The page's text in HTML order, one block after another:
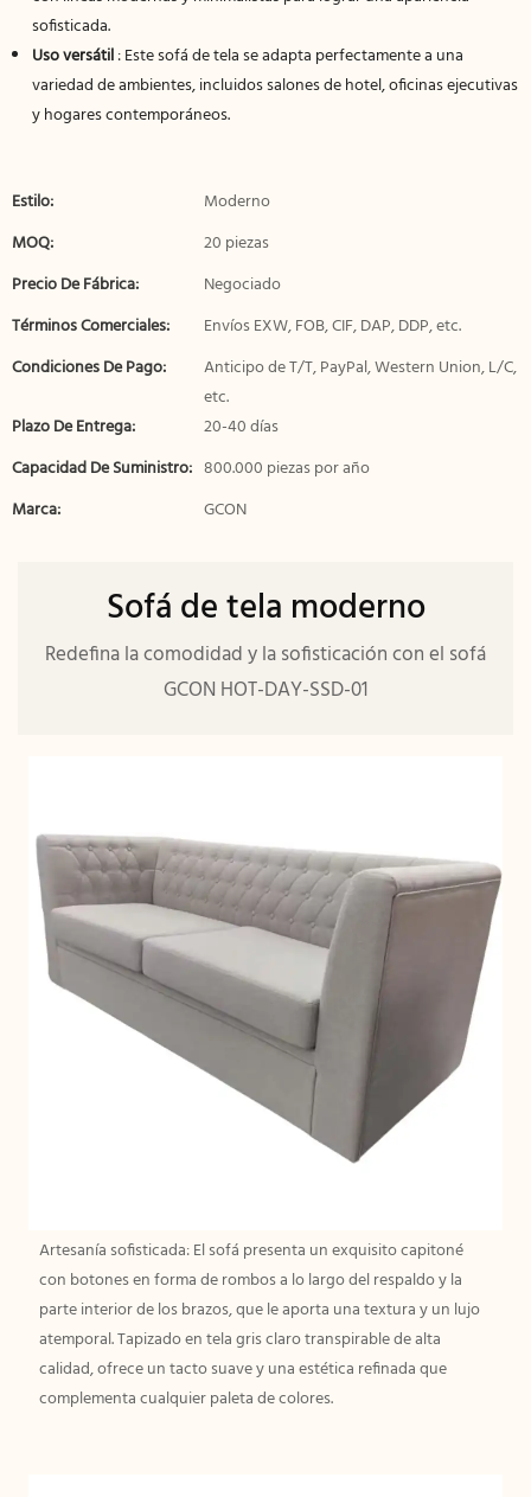
sofisticada.
Uso versátil: Este sofá de tela se adapta perfectamente a una
variedad de ambientes, incluidos salones de hotel, oficinas ejecutivas
y hogares contemporáneos.
Estilo:
Moderno
MOQ:
20 piezas
Precio De Fábrica:
Negociado
Términos Comerciales:
Envíos EXW, FOB, CIF, DAP, DDP, etc.
Condiciones De Pago:
Anticipo de T/T, PayPal, Western Union, L/C,
etc.
Plazo De Entrega:
20-40 días
Capacidad De Suministro: 800.000 piezas por año
Marca:
GCON
Sofá de tela moderno
Redefina la comodidad y la sofisticación con el sofá
GCON HOT-DAY-SSD-01
Artesanía sofisticada: El sofá presenta un exquisito capitoné
con botones en forma de rombos a lo largo del respaldo y la
parte interior de los brazos, que le aporta una textura y un lujo
atemporal. Tapizado en tela gris claro transpirable de alta
calidad, ofrece un tacto suave y una estética refinada que
complementa cualquier paleta de colores.